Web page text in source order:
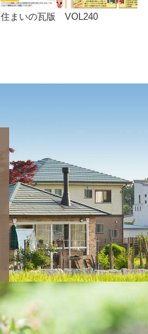
住まいの瓦版 VOL240